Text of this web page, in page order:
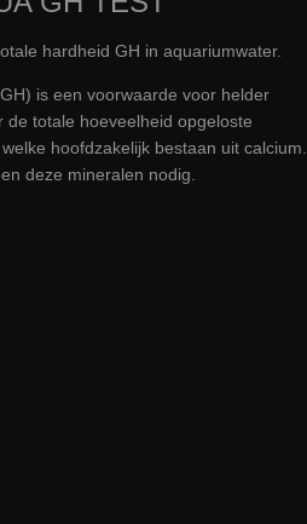
hardheid GH in aquariumwater.
is een voorwaarde voor helder
de totale hoeveelheid opgeloste
hoofdzakelijk bestaan uit calcium.
deze mineralen nodig.